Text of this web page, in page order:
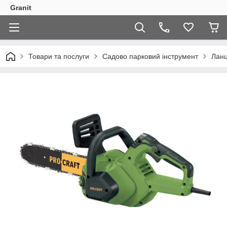
Granit
Товари та послуги Садово парковий інструмент